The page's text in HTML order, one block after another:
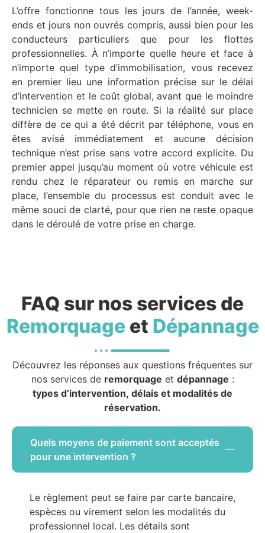
L’offre fonctionne tous les jours de l’année, week-
ends et jours non ouvrés compris, aussi bien pour les
conducteurs particuliers que pour les flottes
professionnelles. À n’importe quelle heure et face à
n’importe quel type d’immobilisation, vous recevez
en premier lieu une information précise sur le délai
d’intervention et le coût global, avant que le moindre
technicien se mette en route. Si la réalité sur place
diffère de ce qui a été décrit par téléphone, vous en
êtes avisé immédiatement et aucune décision
technique n’est prise sans votre accord explicite. Du
premier appel jusqu’au moment où votre véhicule est
rendu chez le réparateur ou remis en marche sur
place, l’ensemble du processus est conduit avec le
même souci de clarté, pour que rien ne reste opaque
dans le déroulé de votre prise en charge.
FAQ sur nos services de
Remorquageet Dépannage
Découvrez les réponses aux questions fréquentes sur
nos services de remorquage et dépannage :
types d’intervention, délais et modalités de
réservation.
Quels moyens de paiement sont acceptés
pour une intervention ?
Le règlement peut se faire par carte bancaire,
espèces ou virement selon les modalités du
professionnel local. Les détails sont